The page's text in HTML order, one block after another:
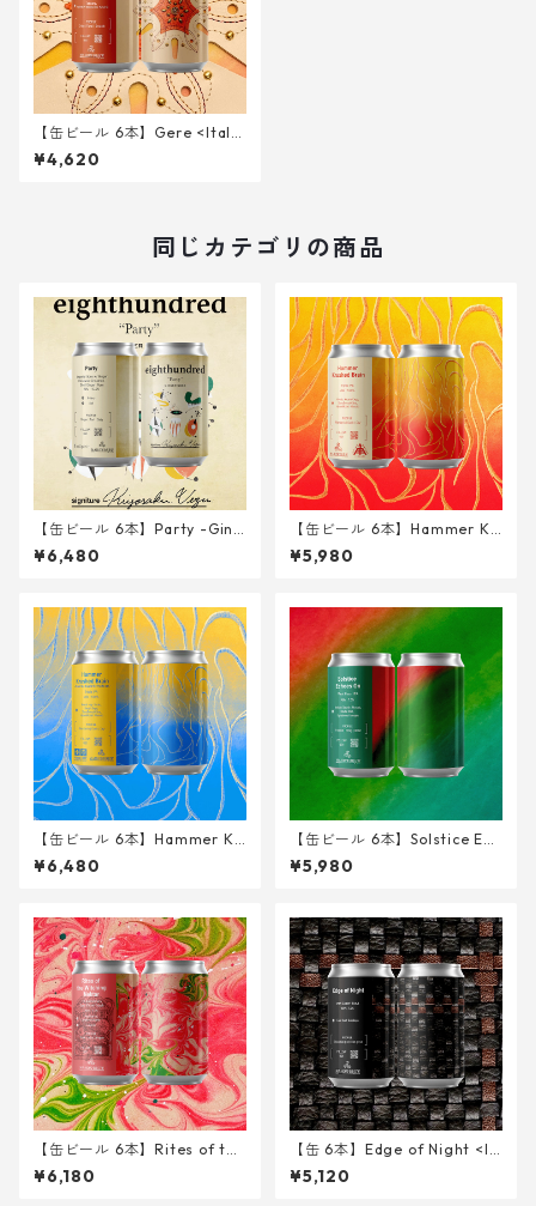
【缶ビール 6本】Gere <Italia
n Pilsner> 340ml
¥4,620
同じカテゴリの商品
【缶ビール 6本】Party -Ging
er Gose- <Imperial Gose w/
Ginger, Okinawan Cinnamo
¥6,480
【缶ビール 6本】Hammer Kr
ushed Brain <Triple IPA> 34
0ml
¥5,980
【缶ビール 6本】Hammer Kr
ushed Brain - Fresh Hop Be
yond the Pacific ver. - <Trip
¥6,480
【缶ビール 6本】Solstice Ech
oes on <West Coast IPA> 34
0ml
¥5,980
【缶ビール 6本】Rites of the
Witching Nektar < Sour IPA
w/ Peach > 340ml
¥6,180
【缶 6本】Edge of Night <Iri
sh Export Stout> 340ml
¥5,120